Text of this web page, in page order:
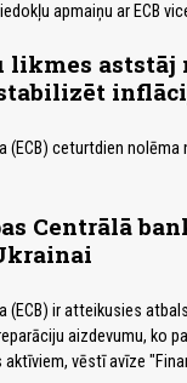
apmaiņu ar ECB
likmes aststāj
(ECB) ceturtdien
Centrālā
(ECB) ir atteikusies
aizdevumu, ko
vēstī avīze